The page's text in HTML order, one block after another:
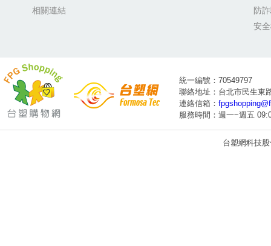
相關連結
防
安
統一編號：70549797
聯絡地址：台北市民生東
連絡信箱：
服務時間：週一~週五
台塑網科技